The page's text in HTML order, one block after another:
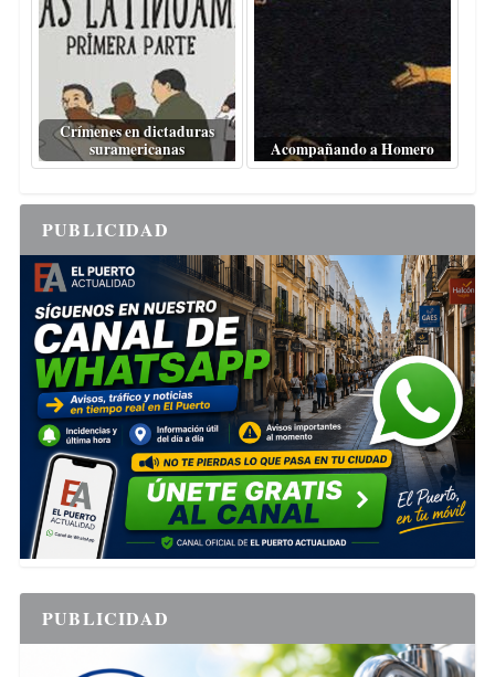
Crímenes en dictaduras
suramericanas
Acompañando a Homero
PUBLICIDAD
PUBLICIDAD